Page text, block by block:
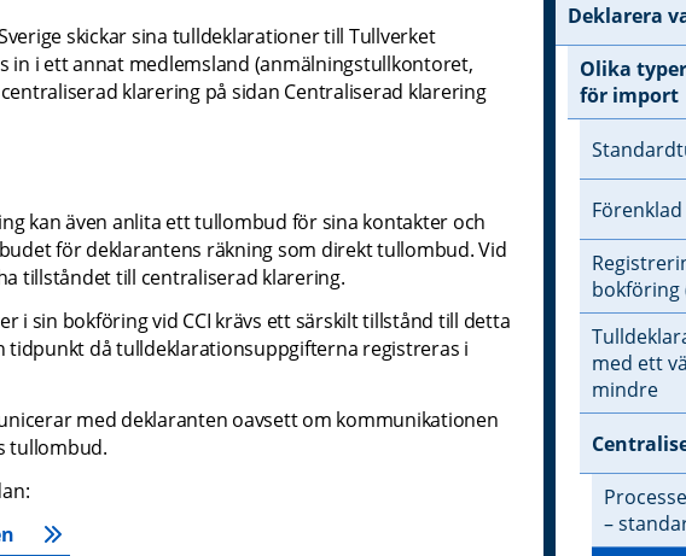
skickar sina tulldeklarationer till Tullverket
in i ett annat medlemsland (anmälningstullkontoret,
klarering på sidan Centraliserad klarering
kan även anlita ett tullombud för sina kontakter och
för deklarantens räkning som direkt tullombud. Vid
tillståndet till centraliserad klarering.
i sin bokföring vid CCI krävs ett särskilt tillstånd till detta
tidpunkt då tulldeklarationsuppgifterna registreras i
med deklaranten oavsett om kommunikationen
tullombud.
Deklarera
Olika
för import
bokföring
med ett
mindre
–